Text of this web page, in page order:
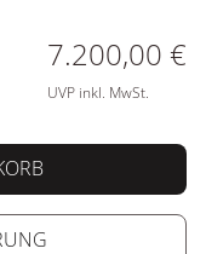
7.200,00 €
UVP inkl. MwSt.